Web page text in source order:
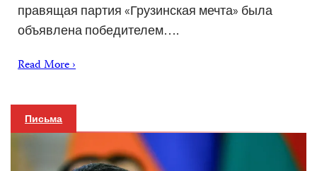
правящая партия «Грузинская мечта» была
объявлена ​​победителем….
Read More ›
Письма